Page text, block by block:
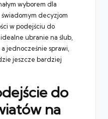
wyborem dla
decyzjom
w podejściu do
ubranie na ślub,
jednocześnie sprawi,
jeszcze bardziej
do
na